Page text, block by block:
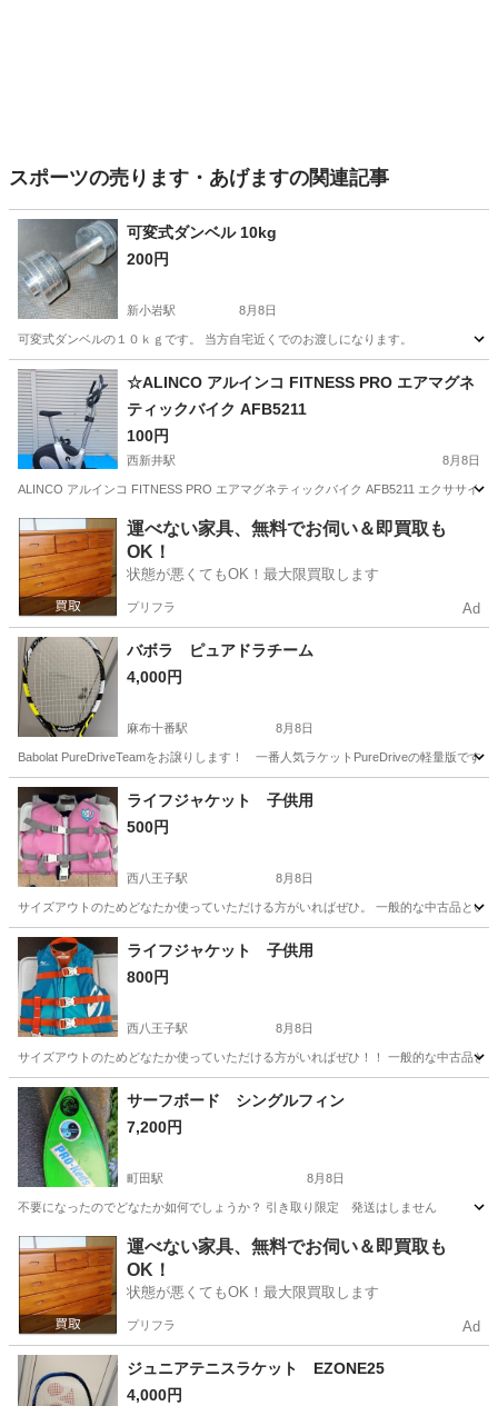
スポーツの売ります・あげますの関連記事
可変式ダンベル 10kg
200円
新小岩駅 8月8日
可変式ダンベルの１０ｋｇです。 当方自宅近くでのお渡しになります。
東京 葛飾区 フィットネス、トレーニング
☆ALINCO アルインコ FITNESS PRO エアマグネ
ティックバイク AFB5211
100円
西新井駅 8月8日
ALINCO アルインコ FITNESS PRO エアマグネティックバイク AFB5211 エクササイ
東京 足立区 西新井駅 フィットネス、トレーニング
運べない家具、無料でお伺い＆即買取も
OK！
状態が悪くてもOK！最大限買取します
プリフラ Ad
バボラ ピュアドラチーム
4,000円
麻布十番駅 8月8日
Babolat PureDriveTeamをお譲りします！ 一番人気ラケットPureDriveの軽量版です
東京 港区 麻布十番駅 テニス
ライフジャケット 子供用
500円
西八王子駅 8月8日
サイズアウトのためどなたか使っていただける方がいればぜひ。 一般的な中古品とい
東京 八王子市 西八王子駅 マリンスポーツ
ライフジャケット
ライフジャケット 子供用
800円
西八王子駅 8月8日
サイズアウトのためどなたか使っていただける方がいればぜひ！！ 一般的な中古品と
東京 八王子市 西八王子駅 マリンスポーツ
サーフボード シングルフィン
7,200円
町田駅 8月8日
不要になったのでどなたか如何でしょうか？ 引き取り限定 発送はしません
東京 町田市 町田駅 マリンスポーツ
運べない家具、無料でお伺い＆即買取も
OK！
状態が悪くてもOK！最大限買取します
プリフラ Ad
ジュニアテニスラケット EZONE25
4,000円